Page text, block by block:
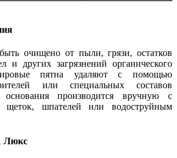
очищено от пыли, грязи, остатков
и других загрязнений органического
пятна удаляют с помощью
или специальных составов
производится вручную с
щеток, шпателей или водоструйным
Люкс